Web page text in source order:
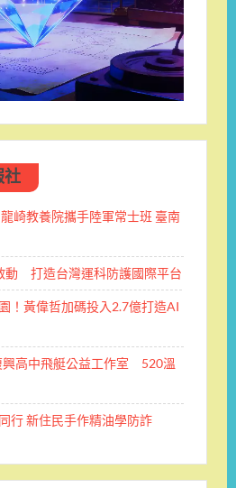
崎教養院攜手陸軍常士班 ​臺南
動 打造台灣運科防護國際平台
！黃偉哲加碼投入2.7億打造AI
興高中飛艇公益工作室 520溫
行 新住民手作精油學防詐